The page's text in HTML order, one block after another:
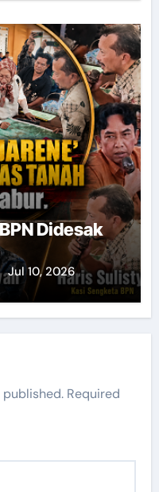
Didesak
Jul 10, 2026
published. Required